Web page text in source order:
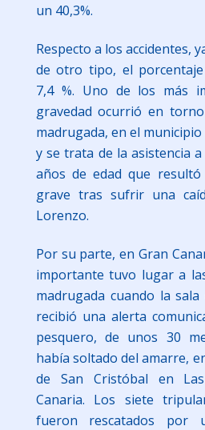
un 40,3%.
Respecto a los accidentes,
de otro tipo, el
7,4 %. Uno de los más
gravedad ocurrió en
madrugada, en el
y se trata de la asistencia
años de edad que
grave tras sufrir una
Lorenzo.
Por su parte, en Gran
importante tuvo lugar a
madrugada cuando la
recibió una alerta
pesquero, de unos 30
había soltado del amarre,
de San Cristóbal en
Canaria. Los siete
fueron rescatados por